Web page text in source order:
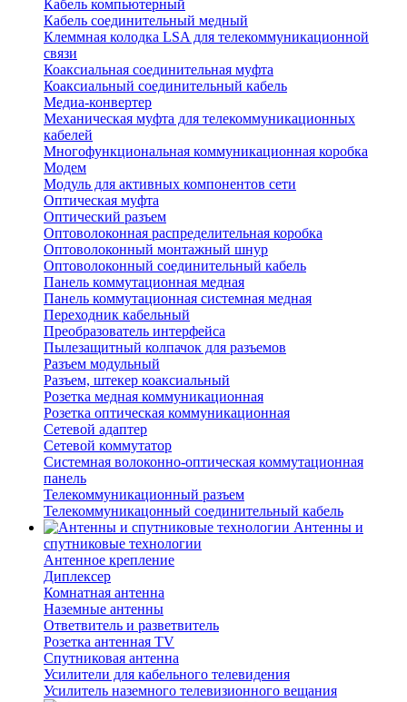
Кабель компьютерный
Кабель соединительный медный
Клеммная колодка LSA для телекоммуникационной
связи
Коаксиальная соединительная муфта
Коаксиальный соединительный кабель
Медиа-конвертер
Механическая муфта для телекоммуникационных
кабелей
Многофункциональная коммуникационная коробка
Модем
Модуль для активных компонентов сети
Оптическая муфта
Оптический разъем
Оптоволоконная распределительная коробка
Оптоволоконный монтажный шнур
Оптоволоконный соединительный кабель
Панель коммутационная медная
Панель коммутационная системная медная
Переходник кабельный
Преобразователь интерфейса
Пылезащитный колпачок для разъемов
Разъем модульный
Разъем, штекер коаксиальный
Розетка медная коммуникационная
Розетка оптическая коммуникационная
Сетевой адаптер
Сетевой коммутатор
Системная волоконно-оптическая коммутационная
панель
Телекоммуникационный разъем
Телекоммуникацонный соединительный кабель
Антенны и
спутниковые технологии
Антенное крепление
Диплексер
Комнатная антенна
Наземные антенны
Ответвитель и разветвитель
Розетка антенная TV
Спутниковая антенна
Усилители для кабельного телевидения
Усилитель наземного телевизионного вещания